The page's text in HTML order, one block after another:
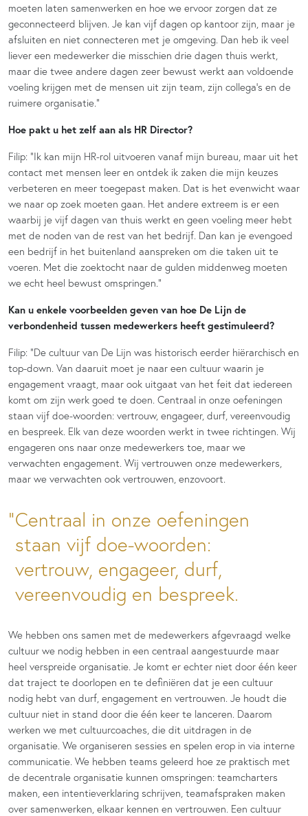
moeten laten samenwerken en hoe we ervoor zorgen dat ze
geconnecteerd blijven. Je kan vijf dagen op kantoor zijn, maar je
afsluiten en niet connecteren met je omgeving. Dan heb ik veel
liever een medewerker die misschien drie dagen thuis werkt,
maar die twee andere dagen zeer bewust werkt aan voldoende
voeling krijgen met de mensen uit zijn team, zijn collega’s en de
ruimere organisatie.”
Hoe pakt u het zelf aan als HR Director?
Filip: “Ik kan mijn HR-rol uitvoeren vanaf mijn bureau, maar uit het
contact met mensen leer en ontdek ik zaken die mijn keuzes
verbeteren en meer toegepast maken. Dat is het evenwicht waar
we naar op zoek moeten gaan. Het andere extreem is er een
waarbij je vijf dagen van thuis werkt en geen voeling meer hebt
met de noden van de rest van het bedrijf. Dan kan je evengoed
een bedrijf in het buitenland aanspreken om die taken uit te
voeren. Met die zoektocht naar de gulden middenweg moeten
we echt heel bewust omspringen.”
Kan u enkele voorbeelden geven van hoe De Lijn de
verbondenheid tussen medewerkers heeft gestimuleerd?
Filip: “De cultuur van De Lijn was historisch eerder hiërarchisch en
top-down. Van daaruit moet je naar een cultuur waarin je
engagement vraagt, maar ook uitgaat van het feit dat iedereen
komt om zijn werk goed te doen. Centraal in onze oefeningen
staan vijf doe-woorden: vertrouw, engageer, durf, vereenvoudig
en bespreek. Elk van deze woorden werkt in twee richtingen. Wij
engageren ons naar onze medewerkers toe, maar we
verwachten engagement. Wij vertrouwen onze medewerkers,
maar we verwachten ook vertrouwen, enzovoort.
Centraal in onze oefeningen
staan vijf doe-woorden:
vertrouw, engageer, durf,
vereenvoudig en bespreek.
We hebben ons samen met de medewerkers afgevraagd welke
cultuur we nodig hebben in een centraal aangestuurde maar
heel verspreide organisatie. Je komt er echter niet door één keer
dat traject te doorlopen en te definiëren dat je een cultuur
nodig hebt van durf, engagement en vertrouwen. Je houdt die
cultuur niet in stand door die één keer te lanceren. Daarom
werken we met cultuurcoaches, die dit uitdragen in de
organisatie. We organiseren sessies en spelen erop in via interne
communicatie. We hebben teams geleerd hoe ze praktisch met
de decentrale organisatie kunnen omspringen: teamcharters
maken, een intentieverklaring schrijven, teamafspraken maken
over samenwerken, elkaar kennen en vertrouwen. Een cultuur